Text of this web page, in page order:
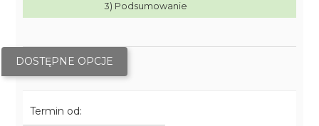
3) Podsumowanie
DOSTĘPNE OPCJE
Termin od: